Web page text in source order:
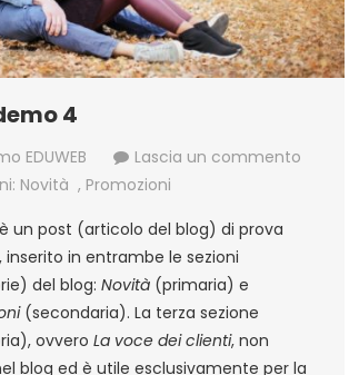
4
EDUWEB Lascia un commento
Novità , Promozioni
un post (articolo del blog) di prova
in entrambe le sezioni
del blog:Novità (primaria) e
(secondaria). La terza sezione
ovveroLa voce dei clienti, non
blog ed è utile esclusivamente per la